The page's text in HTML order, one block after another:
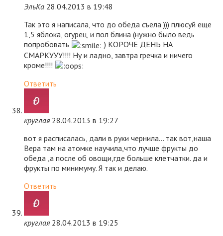
ЭльКа 28.04.2013 в 19:48
Так это я написала, что до обеда съела ))) плюсуй еще
1,5 яблока, огурец, и пол блина (нужно было ведь
попробовать
) КОРОЧЕ ДЕНЬ НА
СМАРКУУУ!!!! Ну и ладно, завтра гречка и ничего
кроме!!!!
Ответить
круглая 28.04.2013 в 19:27
вот я расписалась, дали в руки чернила… так вот,наша
Вера там на атомке научила,что лучше фрукты до
обеда ,а после об овощи,где больше клетчатки. да и
фрукты по минимуму. Я так и делаю.
Ответить
круглая 28.04.2013 в 19:25